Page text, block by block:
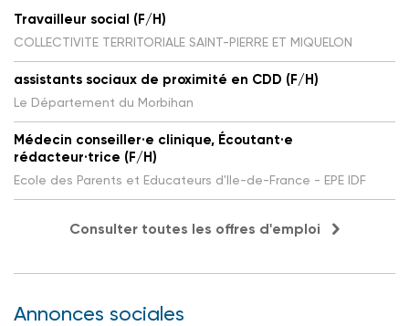
Travailleur social (F/H)
COLLECTIVITE TERRITORIALE SAINT-PIERRE ET MIQUELON
assistants sociaux de proximité en CDD (F/H)
Le Département du Morbihan
Médecin conseiller·e clinique, Écoutant·e
rédacteur·trice (F/H)
Ecole des Parents et Educateurs d'Ile-de-France - EPE IDF
Consulter toutes les offres d'emploi
Annonces sociales